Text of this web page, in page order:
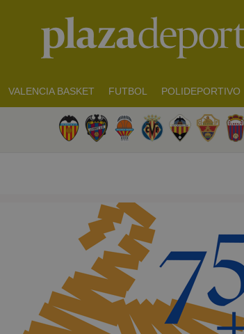
VALENCIA BASKET FUTBOL POLIDEPORTIVO